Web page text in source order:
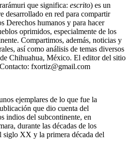
que significa: escrito) es un
desarrollado en red para compartir
Derechos humanos y para hacer
oprimidos, especialmente de los
Compartimos, además, noticias y
así como análisis de temas diversos
Chihuahua, México. El editor del sitio
fxortiz@gmail.com
ejemplares de lo que fue la
que dio cuenta del
indios del subcontinente, en
durante las décadas de los
siglo XX y la primera década del